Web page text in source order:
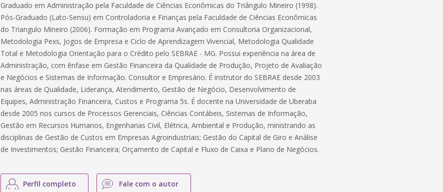
Graduado em Administração pela Faculdade de Ciências Econômicas do Triângulo Mineiro (1998).
Pós-Graduado (Lato-Sensu) em Controladoria e Finanças pela Faculdade de Ciências Econômicas
do Triangulo Mineiro (2006). Formação em Programa Avançado em Consultoria Organizacional,
Metodologia Pexs, Jogos de Empresa e Ciclo de Aprendizagem Vivencial, Metodologia Qualidade
Total e Metodologia Orientação para o Crédito pelo SEBRAE - MG. Possui experiência na área de
Administração, com ênfase em Gestão Financeira da Qualidade de Produção, Projeto de Avaliação
e Negócios e Sistemas de Informação. Consultor e Empresário. É instrutor do SEBRAE desde 2003
nas áreas de Qualidade, Liderança, Atendimento, Gestão de Negócio, Desenvolvimento de
Equipes, Administração Financeira, Custos e Programa 5s. É docente na Universidade de Uberaba
desde 2005 nos cursos de Processos Gerenciais, Ciências Contábeis, Sistemas de Informação,
Gestão em Recursos Humanos, Engenharias Civil, Elétrica, Ambiental e Produção, ministrando as
disciplinas de Gestão de Custos em Empresas Agroindustriais; Gestão do Capital de Giro e Análise
de Investimentos; Gestão Financeira; Orçamento de Capital e Fluxo de Caixa e Plano de Negócios.
Perfil completo Fale com o autor